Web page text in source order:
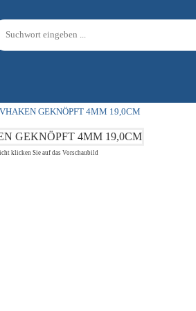
GEKNÖPFT 4MM 19,0CM
klicken Sie auf das Vorschaubild